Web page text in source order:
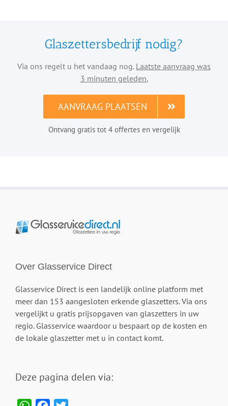
Glaszettersbedrijf nodig?
Via ons regelt u het vandaag nog. Laatste aanvraag was
3 minuten geleden.
AANVRAAG PLAATSEN
Ontvang gratis tot 4 offertes en vergelijk
Over Glasservice Direct
Glasservice Direct is een landelijk online platform met
meer dan 153 aangesloten erkende glaszetters. Via ons
vergelijkt u gratis prijsopgaven van glaszetters in uw
regio. Glasservice waardoor u bespaart op de kosten en
de lokale glaszetter met u in contact komt.
Deze pagina delen via: